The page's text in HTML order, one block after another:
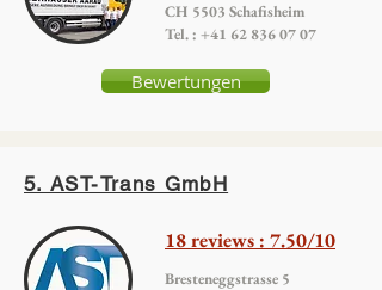
CH 5503 Schafisheim
Tel. : +41 62 836 07 07
Bewertungen
5. AST-Trans GmbH
18 reviews : 7.50/10
Bresteneggstrasse 5